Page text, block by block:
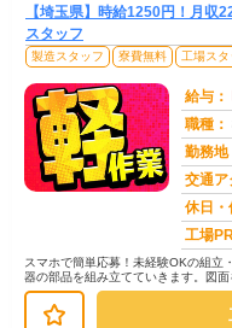
【埼玉県】時給1250円！月収
スタッフ
製造スタッフ 寮費無料 工場ス
給与：
職種：
勤務地
交通ア
休日・
工場
スマホで簡単応募！未経験OKの組
器の部品を組み立てていきます。図
ょう。→次に、完成した製品に不備...